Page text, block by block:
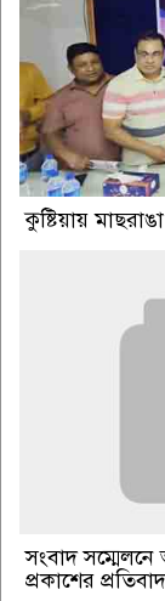
কুষ্টিয়ায়
সংবাদ সম্মেলনে
প্রকাশের